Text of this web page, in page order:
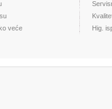
veće
Hig.